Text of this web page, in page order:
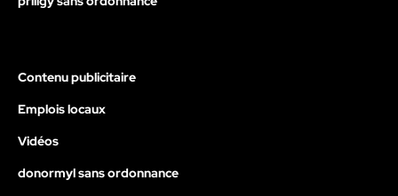
Contenu publicitaire
Emplois locaux
Vidéos
donormyl sans ordonnance